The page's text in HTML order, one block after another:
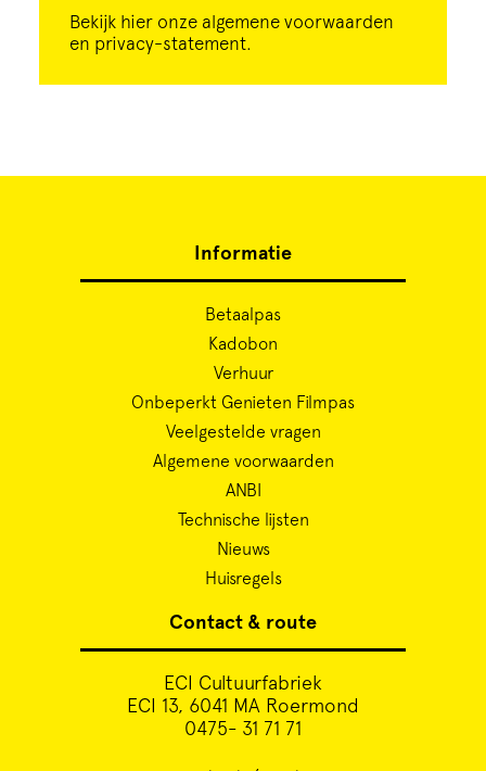
Bekijk hier onze algemene voorwaarden
en privacy-statement.
Informatie
Betaalpas
Kadobon
Verhuur
Onbeperkt Genieten Filmpas
Veelgestelde vragen
Algemene voorwaarden
ANBI
Technische lijsten
Nieuws
Huisregels
Contact & route
ECI Cultuurfabriek
ECI 13, 6041 MA Roermond
0475- 31 71 71